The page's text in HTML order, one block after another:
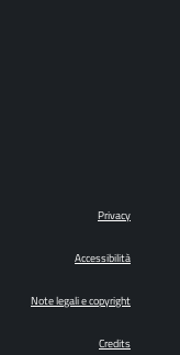
Privacy
Accessibilità
Note legali e copyright
Credits